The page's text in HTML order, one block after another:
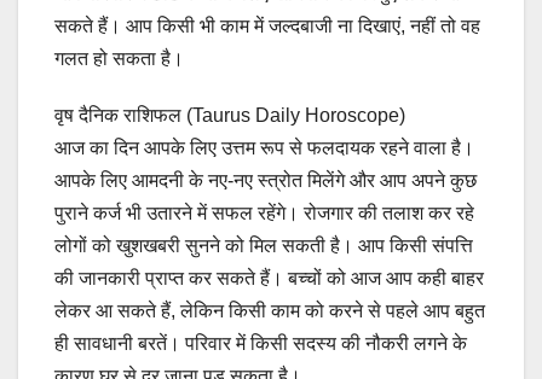
सकते हैं। आप किसी भी काम में जल्दबाजी ना दिखाएं, नहीं तो वह
गलत हो सकता है।
वृष दैनिक राशिफल (Taurus Daily Horoscope)
आज का दिन आपके लिए उत्तम रूप से फलदायक रहने वाला है।
आपके लिए आमदनी के नए-नए स्त्रोत मिलेंगे और आप अपने कुछ
पुराने कर्ज भी उतारने में सफल रहेंगे। रोजगार की तलाश कर रहे
लोगों को खुशखबरी सुनने को मिल सकती है। आप किसी संपत्ति
की जानकारी प्राप्त कर सकते हैं। बच्चों को आज आप कही बाहर
लेकर आ सकते हैं, लेकिन किसी काम को करने से पहले आप बहुत
ही सावधानी बरतें। परिवार में किसी सदस्य की नौकरी लगने के